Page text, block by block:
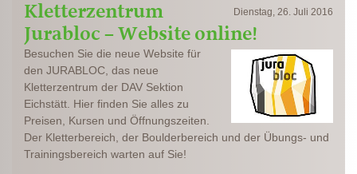
Dienstag, 26. Juli 2016
Kletterzentrum
Jurabloc – Website online!
Besuchen Sie die neue Website für
den JURABLOC, das neue
Kletterzentrum der DAV Sektion
Eichstätt. Hier finden Sie alles zu
Preisen, Kursen und Öffnungszeiten.
Der Kletterbereich, der Boulderbereich und der Übungs- und
Trainingsbereich warten auf Sie!